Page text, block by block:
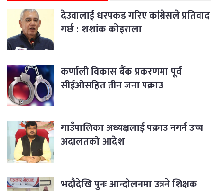
देउवालाई धरपकड गरिए कांग्रेसले प्रतिवाद
गर्छ : शशांक कोइराला
कर्णाली विकास बैंक प्रकरणमा पूर्व
सीईओसहित तीन जना पक्राउ
गाउँपालिका अध्यक्षलाई पक्राउ नगर्न उच्च
अदालतको आदेश
भदौदेखि पुनः आन्दोलनमा उत्रने शिक्षक